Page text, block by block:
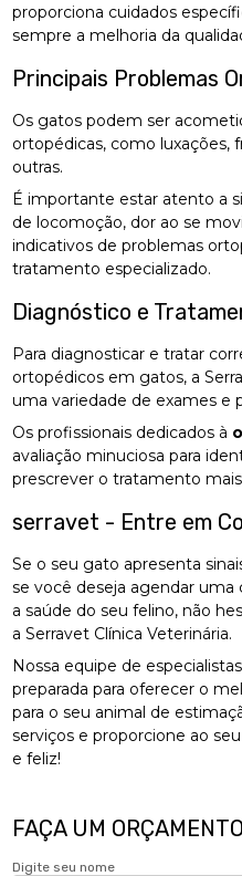
proporciona cuidados
sempre a melhoria da
Principais Problemas
Os gatos podem ser
ortopédicas, como luxações,
outras.
É importante estar atento a
de locomoção, dor ao se
indicativos de problemas
tratamento especializado.
Diagnóstico e
Para diagnosticar e tratar
ortopédicos em gatos, a
uma variedade de exames e
Os profissionais dedicados à
avaliação minuciosa para
prescrever o tratamento
serravet - Entre em
Se o seu gato apresenta
se você deseja agendar uma
a saúde do seu felino, não
a Serravet Clínica Veterinária.
Nossa equipe de
preparada para oferecer o
para o seu animal de
serviços e proporcione ao
e feliz!
FAÇA UM ORÇAMENTO
Digite seu nome